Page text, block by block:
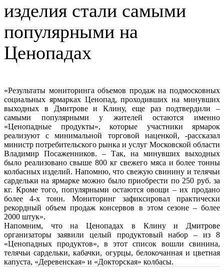
изделия стали самыми
популярными на
Ценопадах
«Результаты мониторинга объемов продаж на подмосковных
социальных ярмарках Ценопад, проходивших на минувших
выходных в Дмитрове и Клину, еще раз подтвердили –
самыми популярными у жителей остаются именно
«Ценопадные продукты», которые участники ярмарок
реализуют с минимальной торговой наценкой, -рассказал
министр потребительского рынка и услуг Московской области
Владимир Посаженников. – Так, на минувших выходных
было реализовано свыше 800 кг свежего мяса и более тонны
колбасных изделий. Напомню, что свежую свинину и телячьи
сардельки на ярмарке можно было приобрести по 250 руб. за
кг. Кроме того, популярными остаются овощи – их продано
более 4-х тонн. Мониторинг зафиксировал практически
рекордный объем продаж консервов в этом сезоне – более
2000 штук».
Напомним, что на Ценопадах в Клину и Дмитрове
организаторы заявили целый продуктовый набор – из 8
«Ценопадных продуктов», в этот список вошли свинина,
телячьи сардельки, кабачки, огурцы, белокочанная и цветная
капуста, «Деревенская» и «Докторская» колбасы.